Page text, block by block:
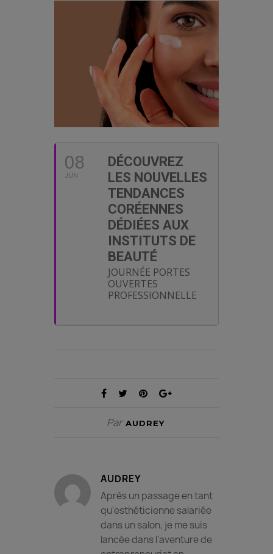
08
JUN
DÉCOUVREZ
LES NOUVELLES
TENDANCES
CORÉENNES
DÉDIÉES AUX
INSTITUTS DE
BEAUTÉ
JOURNÉE PORTES
OUVERTES
PROFESSIONNELLE
Par AUDREY
AUDREY
Après un passage en tant
qu'esthéticienne salariée
dans un salon, je me suis
lancée dans l'aventure de
passionnés, nos formations sont l'occasion parfaite pour
Esthétique Market , notre mission est de vous
découvrir notre boutique et laissez-nous vous